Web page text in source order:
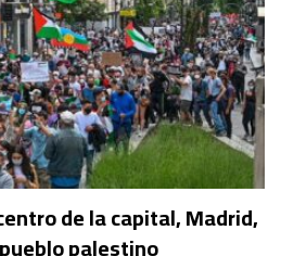
de la capital, Madrid,